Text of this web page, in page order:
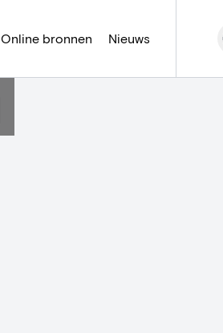
Online bronnen Nieuws